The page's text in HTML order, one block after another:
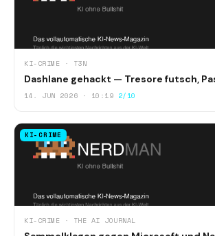
KI-CRIME · T3N
Dashlane gehackt — Tresore futsch,
14. JUN 2026 · 10:19 2/10
KI-CRIME
KI-CRIME · THE AI JOURNAL